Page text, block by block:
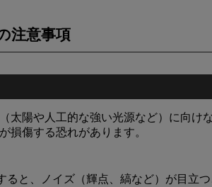
注意事項
太陽や人工的な強い光源など）に向け
損傷する恐れがあります。
ると、ノイズ（輝点、縞など）が目立つ